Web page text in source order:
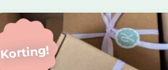
Korting!